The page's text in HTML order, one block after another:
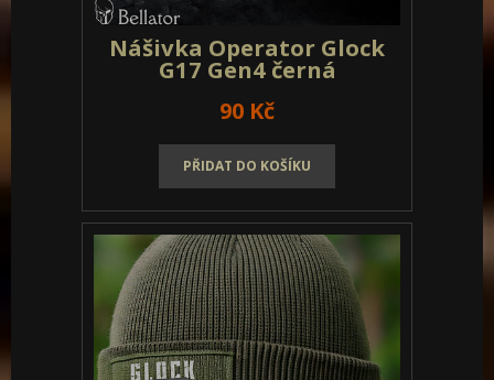
Nášivka Operator Glock
G17 Gen4 černá
90 Kč